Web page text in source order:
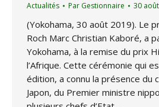
Actualités Par Gestionnaire 30
(Yokohama, 30 août 2019). Le
Roch Marc Christian Kaboré, a
Yokohama, à la remise du prix
l’Afrique. Cette cérémonie qui
édition, a connu la présence du
Japon, du Premier ministre